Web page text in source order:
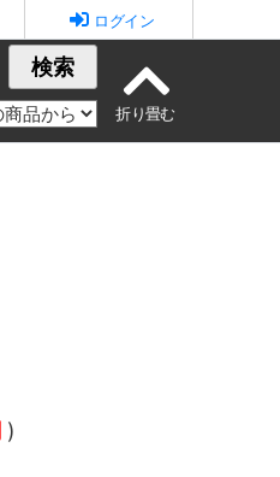
ログイン
検索
)